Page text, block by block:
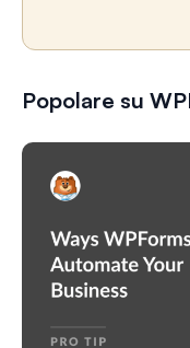
Popolare su